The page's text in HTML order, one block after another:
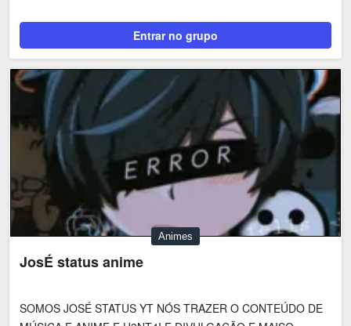
Entrar no grupo
Animes
JosÉ status anime
SOMOS JOSÉ STATUS YT NÓS TRAZER O CONTEÚDO DE